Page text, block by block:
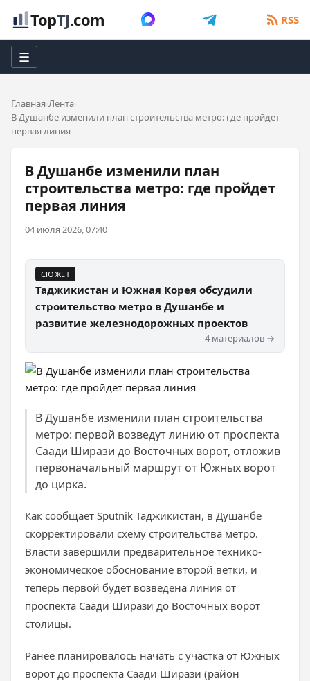
TopTJ.com RSS
☰
Главная Лента
В Душанбе изменили план строительства метро: где пройдет
первая линия
В Душанбе изменили план
строительства метро: где пройдет
первая линия
04 июля 2026, 07:40
СЮЖЕТ
Таджикистан и Южная Корея обсудили
строительство метро в Душанбе и
развитие железнодорожных проектов
4 материалов →
В Душанбе изменили план строительства
метро: первой возведут линию от проспекта
Саади Ширази до Восточных ворот, отложив
первоначальный маршрут от Южных ворот
до цирка.
Как сообщает Sputnik Таджикистан, в Душанбе
скорректировали схему строительства метро.
Власти завершили предварительное технико-
экономическое обоснование второй ветки, и
теперь первой будет возведена линия от
проспекта Саади Ширази до Восточных ворот
столицы.
Ранее планировалось начать с участка от Южных
ворот до проспекта Саади Ширази (район